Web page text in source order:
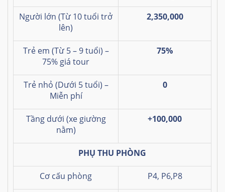
Người lớn (Từ 10 tuổi trở
lên)
2,350,000
Trẻ em (Từ 5 – 9 tuổi) –
75% giá tour
75%
Trẻ nhỏ (Dưới 5 tuổi) –
Miễn phí
0
Tầng dưới (xe giường
nằm)
+100,000
PHỤ THU PHÒNG
Cơ cấu phòng P4, P6,P8